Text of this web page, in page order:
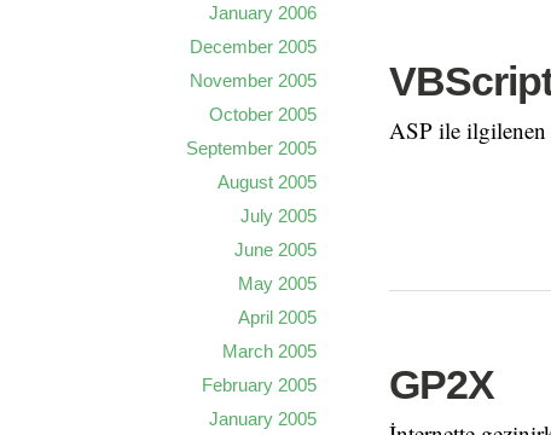
ASP ile ilgilenen
GP2X
January 2006
December 2005
November 2005
October 2005
September 2005
August 2005
July 2005
June 2005
May 2005
April 2005
March 2005
February 2005
January 2005